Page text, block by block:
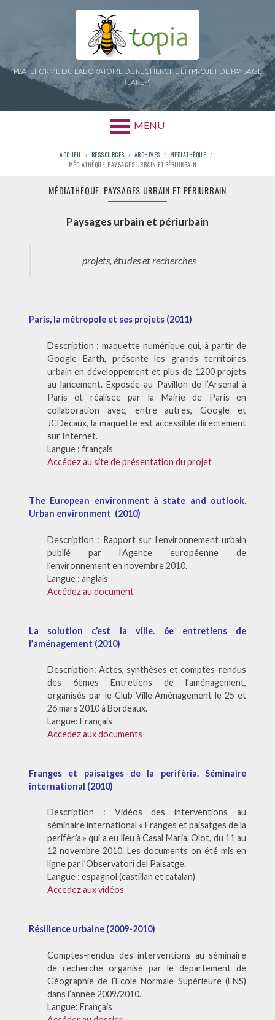
PLATEFORME DU LABORATOIRE DE RECHERCHE EN PROJET DE PAYSAGE
(LAREP)
MENU
D'ARIANE
ACCUEIL RESSOURCES ARCHIVES
MÉDIATHÈQUE
MÉDIATHÈQUE. PAYSAGES URBAIN ET PÉRIURBAIN
MÉDIATHÈQUE. PAYSAGES URBAIN ET PÉRIURBAIN
Paysages urbain et périurbain
projets, études et recherches
Paris, la métropole et ses projets (2011)
Description : maquette numérique qui, à partir de
Google Earth, présente les grands territoires
urbain en développement et plus de 1200 projets
au lancement. Exposée au Pavillon de l’Arsenal à
Paris et réalisée par la Mairie de Paris en
collaboration avec, entre autres, Google et
JCDecaux, la maquette est accessible directement
sur Internet.
Langue : français
Accédez au site de présentation du projet
The European environment à state and outlook.
Urban environment (2010)
Description : Rapport sur l’environnement urbain
publié par l’Agence européenne de
l’environnement en novembre 2010.
Langue : anglais
Accédez au document
La solution c’est la ville. 6e entretiens de
l’aménagement (2010)
Description: Actes, synthèses et comptes-rendus
des 6èmes Entretiens de l’aménagement,
organisés par le Club Ville Aménagement le 25 et
26 mars 2010 à Bordeaux.
Langue: Français
Accedez aux documents
Franges et paisatges de la perifèria. Séminaire
international (2010)
Description : Vidéos des interventions au
séminaire international « Franges et paisatges de la
perifèria » qui a eu lieu à Casal Maria, Olot, du 11 au
12 novembre 2010. Les documents on été mis en
ligne par l’Observatori del Paisatge.
Langue : espagnol (castillan et catalan)
Accedez aux vidéos
Résilience urbaine (2009-2010)
Comptes-rendus des interventions au séminaire
de recherche organisé par le département de
Géographie de l’Ecole Normale Supérieure (ENS)
dans l’année 2009/2010.
Langue: Français